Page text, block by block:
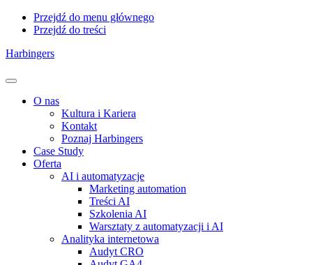
Przejdź do menu głównego
Przejdź do treści
Harbingers
Menu
O nas
Kultura i Kariera
Kontakt
Poznaj Harbingers
Case Study
Oferta
AI i automatyzacje
Marketing automation
Treści AI
Szkolenia AI
Warsztaty z automatyzacji i AI
Analityka internetowa
Audyt CRO